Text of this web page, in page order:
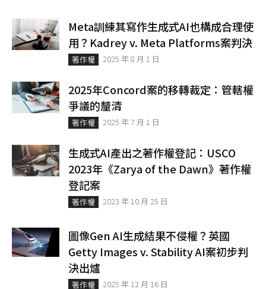
Meta訓練其寫作生成式AI也構成合理使
用？Kadrey v. Meta Platforms案判決
著作權 2025 年 8 月 1 日
2025年Concord案的移轉裁定：管轄權
爭議的釐清
著作權 2025 年 7 月 1 日
生成式AI產出之著作權登記：USCO
2023年《Zarya of the Dawn》著作權
登記案
著作權 2023 年 10 月 25 日
圖像Gen AI生成結果不侵權？英國
Getty Images v. Stability AI案初步判
決出爐
著作權 2025 年 12 月 16 日